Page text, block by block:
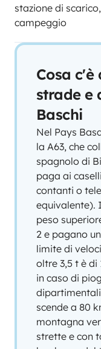
stazione di
campeggio
Cosa c'è
strade e
Baschi
Nel Pays
la A63, che
spagnolo di
paga ai
contanti o
equivalente).
peso
2 e pagano
limite di
oltre 3,5 t è
in caso di
scende a 80
montagna
strette e con